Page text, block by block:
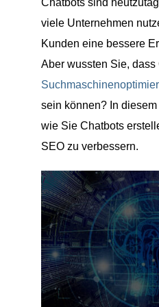
Verzeichnis
Chatbots sind
viele Unternehmen
Kunden eine bessere
Aber wussten Sie,
sein können? In
wie Sie Chatbots
SEO zu verbessern.